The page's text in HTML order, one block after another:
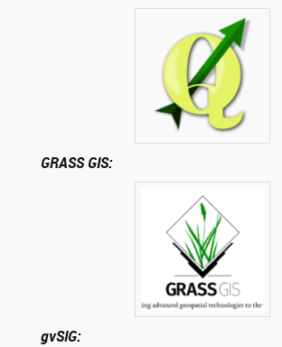
GRASS GIS:
gvSIG: